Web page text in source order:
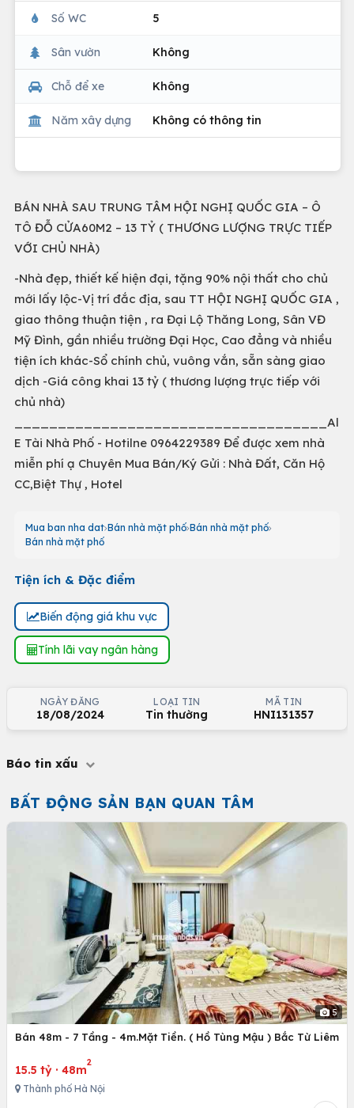
Số WC 5
Sân vườn Không
Chỗ để xe Không
Năm xây dựng Không có thông tin
BÁN NHÀ SAU TRUNG TÂM HỘI NGHỊ QUỐC GIA – Ô
TÔ ĐỖ CỬA60M2 – 13 TỶ ( THƯƠNG LƯỢNG TRỰC TIẾP
VỚI CHỦ NHÀ)
-Nhà đẹp, thiết kế hiện đại, tặng 90% nội thất cho chủ
mới lấy lộc-Vị trí đắc địa, sau TT HỘI NGHỊ QUỐC GIA ,
giao thông thuận tiện , ra Đại Lộ Thăng Long, Sân VĐ
Mỹ Đình, gần nhiều trường Đại Học, Cao đẳng và nhiều
tiện ích khác-Sổ chính chủ, vuông vắn, sẵn sàng giao
dịch -Giá công khai 13 tỷ ( thương lượng trực tiếp với
chủ nhà)
____________________________________Alo
E Tài Nhà Phố - Hotilne 0964229389 Để được xem nhà
miễn phí ạ Chuyên Mua Bán/Ký Gửi : Nhà Đất, Căn Hộ
CC,Biệt Thự , Hotel
Mua ban nha dat Bán nhà mặt phố Bán nhà mặt phố
Bán nhà mặt phố
Tiện ích & Đặc điểm
Biến động giá khu vực
Tính lãi vay ngân hàng
NGÀY ĐĂNG
18/08/2024
LOẠI TIN
Tin thường
MÃ TIN
HNI131357
Báo tin xấu
BẤT ĐỘNG SẢN BẠN QUAN TÂM
5
Bán 48m - 7 Tầng - 4m.Mặt Tiền. ( Hồ Tùng Mậu ) Bắc Từ Liêm
15.5 tỷ · 48m
2
Thành phố Hà Nội